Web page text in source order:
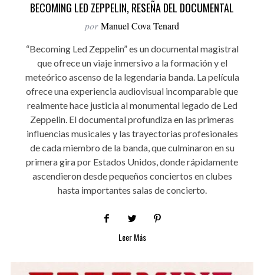
BECOMING LED ZEPPELIN, RESEÑA DEL DOCUMENTAL
por Manuel Cova Tenard
“Becoming Led Zeppelin” es un documental magistral
que ofrece un viaje inmersivo a la formación y el
meteórico ascenso de la legendaria banda. La película
ofrece una experiencia audiovisual incomparable que
realmente hace justicia al monumental legado de Led
Zeppelin. El documental profundiza en las primeras
influencias musicales y las trayectorias profesionales
de cada miembro de la banda, que culminaron en su
primera gira por Estados Unidos, donde rápidamente
ascendieron desde pequeños conciertos en clubes
hasta importantes salas de concierto.
Leer Más